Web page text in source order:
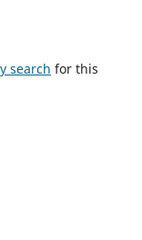
search for this